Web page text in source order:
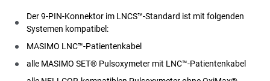
Der 9-PIN-Konnektor im LNCS™-Standard ist mit folgenden
Systemen kompatibel:
MASIMO LNC™-Patientenkabel
alle MASIMO SET® Pulsoxymeter mit LNC™-Patientenkabel